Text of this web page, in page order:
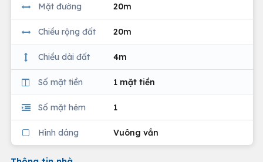
Mặt đường 20m
Chiều rộng đất 20m
Chiều dài đất 4m
Số mặt tiền 1 mặt tiền
Số mặt hẻm 1
Hình dáng Vuông vắn